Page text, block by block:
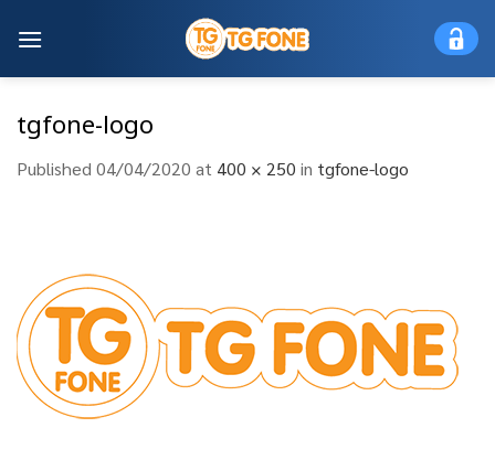
tgfone-logo
Published 04/04/2020 at 400 × 250 in tgfone-logo